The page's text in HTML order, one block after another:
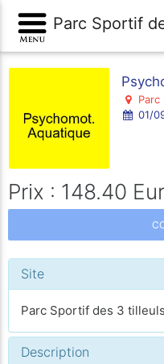
Parc Sportif
01/
Prix : 148.40 Eur
Site
Parc Sportif des 3 tilleuls
Description